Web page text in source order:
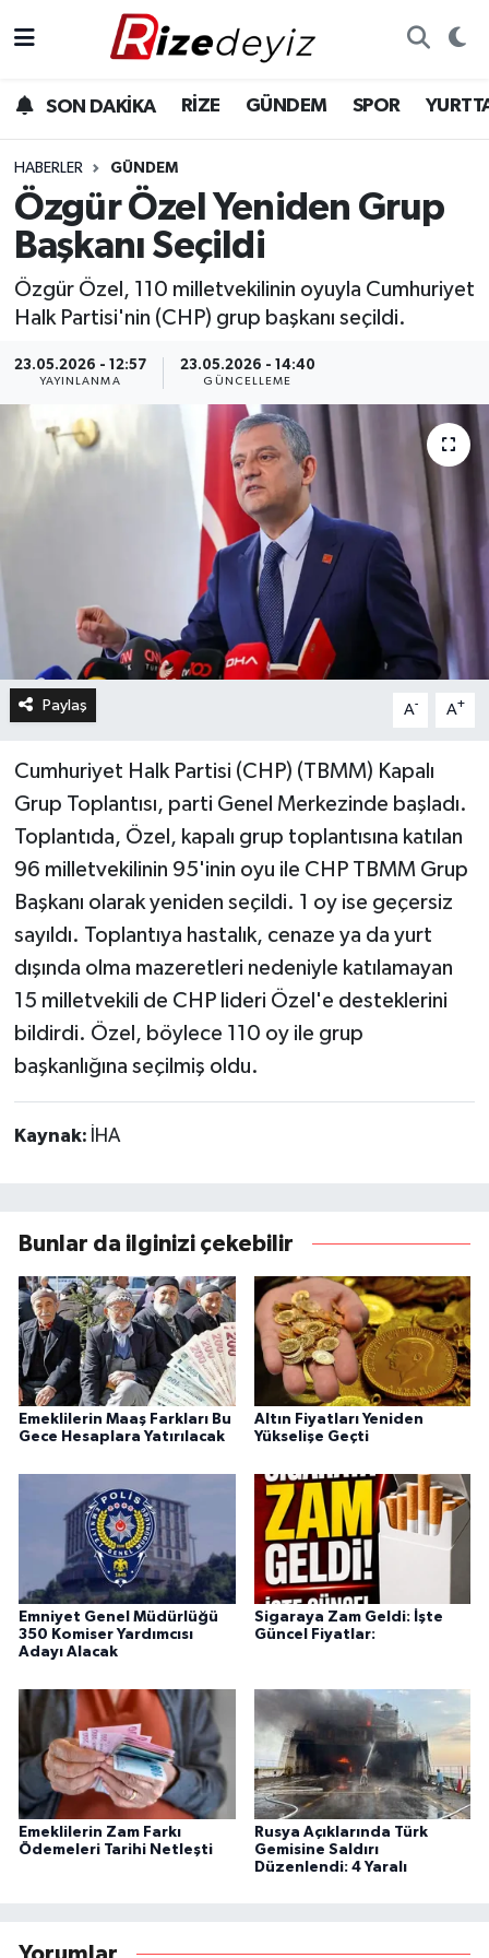
SON DAKİKA RİZE GÜNDEM SPOR
HABERLER GÜNDEM
Özgür Özel Yeniden Grup
Başkanı Seçildi
Özgür Özel, 110 milletvekilinin oyuyla Cumhuriyet
Halk Partisi'nin (CHP) grup başkanı seçildi.
23.05.2026 - 12:57
YAYINLANMA
23.05.2026 - 14:40
GÜNCELLEME
Paylaş A- A+
Cumhuriyet Halk Partisi (CHP) (TBMM) Kapalı
Grup Toplantısı, parti Genel Merkezinde başladı.
Toplantıda, Özel, kapalı grup toplantısına katılan
96 milletvekilinin 95'inin oyu ile CHP TBMM Grup
Başkanı olarak yeniden seçildi. 1 oy ise geçersiz
sayıldı. Toplantıya hastalık, cenaze ya da yurt
dışında olma mazeretleri nedeniyle katılamayan
15 milletvekili de CHP lideri Özel'e desteklerini
bildirdi. Özel, böylece 110 oy ile grup
başkanlığına seçilmiş oldu.
Kaynak: İHA
Bunlar da ilginizi çekebilir
Emeklilerin Maaş Farkları Bu
Gece Hesaplara Yatırılacak
Altın Fiyatları Yeniden
Yükselişe Geçti
Emniyet Genel Müdürlüğü
350 Komiser Yardımcısı
Adayı Alacak
Sigaraya Zam Geldi: İşte
Güncel Fiyatlar:
Emeklilerin Zam Farkı
Ödemeleri Tarihi Netleşti
Rusya Açıklarında Türk
Gemisine Saldırı
Düzenlendi: 4 Yaralı
Gündem
Yurttan Haberler
Ekonomi
Teknoloji
Sağlık
Rize Hava Durumu
Rize Trafik Yoğunluk Haritası
Süper Lig Puan Durumu ve Fikstür
Tüm Manşetler
Son Dakika Haberleri
Haber Arşivi